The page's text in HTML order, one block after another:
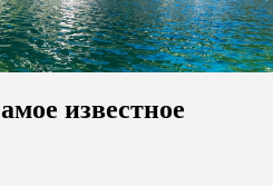
известное